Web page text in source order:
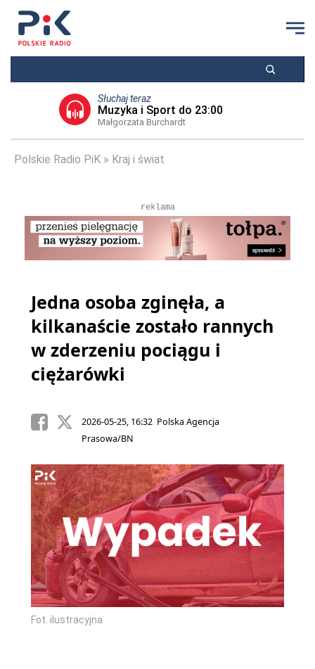
Słuchaj teraz
Muzyka i Sport do 23:00
Małgorzata Burchardt
Polskie Radio PiK Kraj i świat
reklama
Jedna osoba zginęła, a
kilkanaście zostało rannych
w zderzeniu pociągu i
ciężarówki
2026-05-25, 16:32 Polska Agencja
Prasowa/BN
Fot. ilustracyjna